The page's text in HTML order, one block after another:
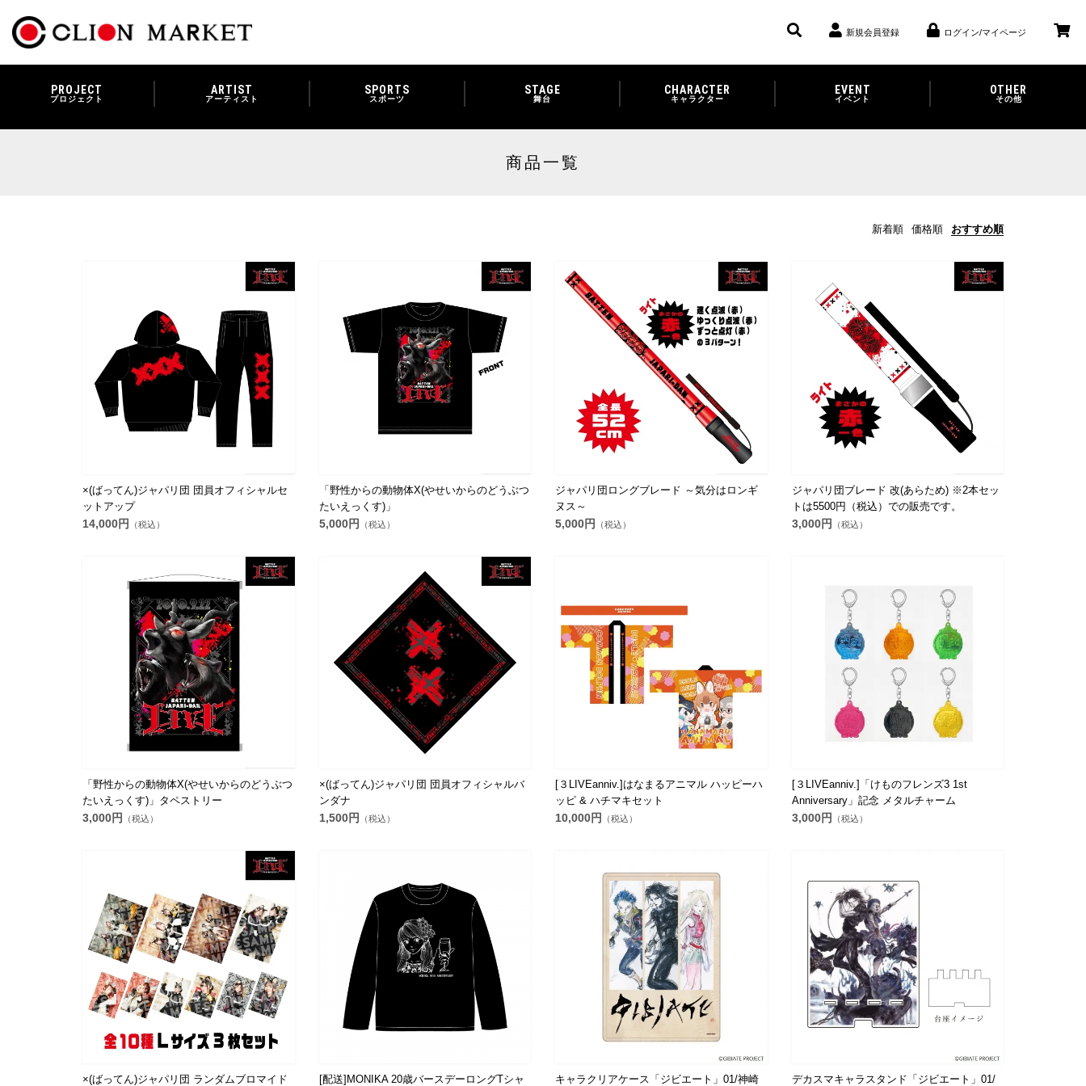
新規会員登録 ログイン/マイページ
PROJECT
プロジェクト
ARTIST
アーティスト
SPORTS
スポーツ
STAGE
舞台
CHARACTER
キャラクター
EVENT
イベント
OTHER
その他
商品一覧
新着順 価格順 おすすめ順
×(ばってん)ジャパリ団 団員オフィシャルセ
ットアップ
14,000円 （税込）
「野性からの動物体X(やせいからのどうぶつ
たいえっくす)」
5,000円 （税込）
ジャパリ団ロングブレード ～気分はロンギ
ヌス～
5,000円 （税込）
ジャパリ団ブレード 改(あらため) ※2本セッ
トは5500円（税込）での販売です。
3,000円 （税込）
「野性からの動物体X(やせいからのどうぶつ
たいえっくす)」タペストリー
3,000円 （税込）
×(ばってん)ジャパリ団 団員オフィシャルバ
ンダナ
1,500円 （税込）
[３LIVEanniv.]はなまるアニマル ハッピーハ
ッピ & ハチマキセット
10,000円 （税込）
[３LIVEanniv.]「けものフレンズ3 1st
Anniversary」記念 メタルチャーム
3,000円 （税込）
×(ばってん)ジャパリ団 ランダムブロマイド [配送]MONIKA 20歳バースデーロングTシャ キャラクリアケース「ジビエート」01/神崎 デカスマキャラスタンド「ジビエート」01/